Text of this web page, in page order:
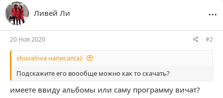
ц
и
и
:
Ливей Ли ...
20 Ноя 2020 #2
shuvalova написал(а):
Подскажите его воообще можно как то скачать?
имеете ввиду альбомы или саму программу вичат?